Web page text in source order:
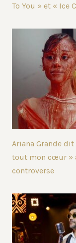
To You » et « Ice
Ariana Grande
tout mon cœur »
controverse